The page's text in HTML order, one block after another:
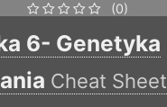
(0)
6- Genetyka
Cheat Sheet